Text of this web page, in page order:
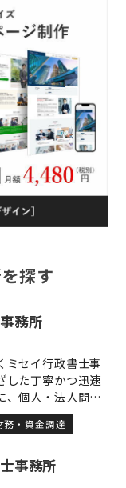
探す
務所
ミセイ行政書士事
した丁寧かつ迅速
、個人・法人問わ
しています。特
可申請や補助金
してお客様の課
。相続・遺言、
務・資金調達
事務所